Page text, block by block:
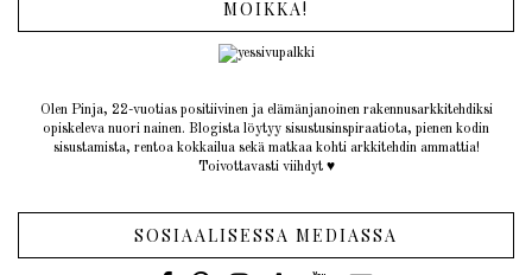
MOIKKA!
Olen Pinja, 22-vuotias positiivinen ja elämänjanoinen rakennusarkkitehdiksi
opiskeleva nuori nainen. Blogista löytyy sisustusinspiraatiota, pienen kodin
sisustamista, rentoa kokkailua sekä matkaa kohti arkkitehdin ammattia!
Toivottavasti viihdyt ♥︎
SOSIAALISESSA MEDIASSA